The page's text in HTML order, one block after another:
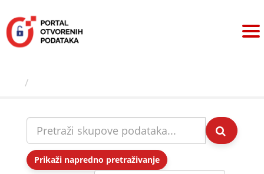
sadržaj
Prikaži napredno pretraživanje